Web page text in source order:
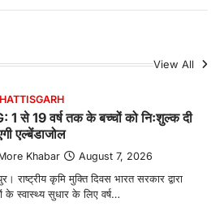
View All
की दिशा में जिले के नगरी…
1 से 19 वर्ष तक के बच्चों को निःशुल्क दी
एल्बेंडाजोल
Khabar August 7, 2026
राष्ट्रीय कृमि मुक्ति दिवस भारत सरकार द्वारा
के स्वास्थ्य सुधार के लिए वर्ष…